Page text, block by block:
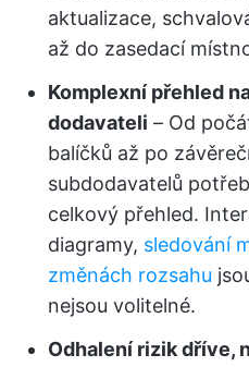
aktualizace,
až do zasedací
Komplexní přehled
dodavateli – Od
balíčků až po
subdodavatelů
celkový přehled.
diagramy, sledování
změnách rozsahu
nejsou volitelné.
Odhalení rizik dříve,